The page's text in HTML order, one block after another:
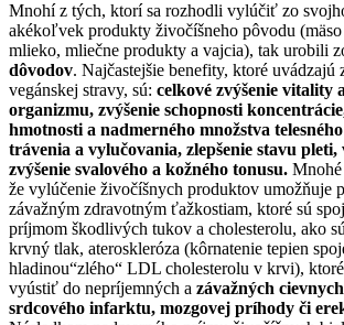
Mnohí z tých, ktorí sa rozhodli vylúčiť zo
akékoľvek produkty živočíšneho pôvodu
mlieko, mliečne produkty a vajcia), tak urobili
dôvodov. Najčastejšie benefity, ktoré uvádzajú
vegánskej stravy, sú: celkové zvýšenie vitality
organizmu, zvýšenie schopnosti
hmotnosti a nadmerného množstva
trávenia a vylučovania, zlepšenie stavu pleti,
zvýšenie svalového a kožného tonusu.
že vylúčenie živočíšnych produktov umožňuje
závažným zdravotným ťažkostiam, ktoré sú
príjmom škodlivých tukov a cholesterolu, ako
krvný tlak, ateroskleróza (kôrnatenie tepien
hladinou“zlého“ LDL cholesterolu v krvi),
vyústiť do nepríjemných a závažných
srdcového infarktu, mozgovej príhody či